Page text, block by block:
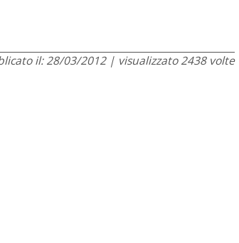
il: 28/03/2012 | visualizzato 2438 volte